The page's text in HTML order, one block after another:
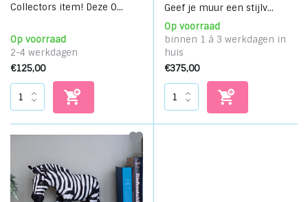
Collectors item! Deze O...
Op voorraad
2-4 werkdagen
€125,00
Geef je muur een stijlv...
Op voorraad
binnen 1 à 3 werkdagen in
huis
€375,00